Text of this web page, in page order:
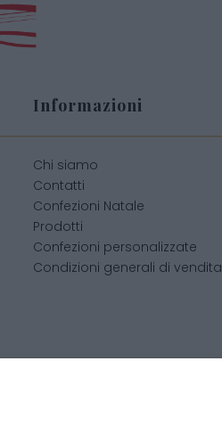
Informazioni
Chi siamo
Contatti
Confezioni Natale
Prodotti
Confezioni personalizzate
Condizioni generali di vendita